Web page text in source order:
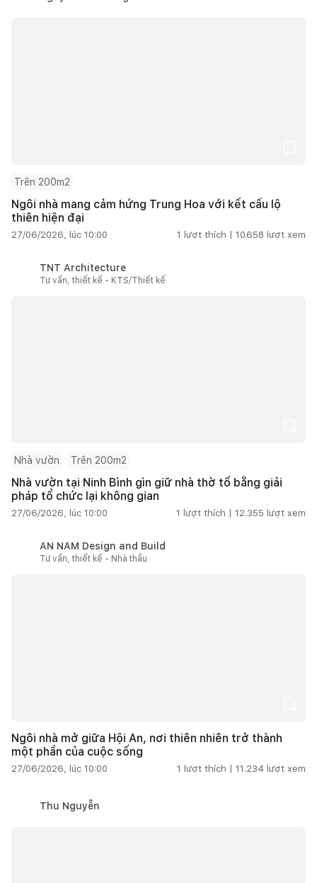
Trên 200m2
Ngôi nhà mang cảm hứng Trung Hoa với kết cấu lộ
thiên hiện đại
27/06/2026, lúc 10:00 1 lượt thích | 10.658 lượt xem
TNT Architecture
Tư vấn, thiết kế - KTS/Thiết kế
Nhà vườn Trên 200m2
Nhà vườn tại Ninh Bình gìn giữ nhà thờ tổ bằng giải
pháp tổ chức lại không gian
27/06/2026, lúc 10:00 1 lượt thích | 12.355 lượt xem
AN NAM Design and Build
Tư vấn, thiết kế - Nhà thầu
Ngôi nhà mở giữa Hội An, nơi thiên nhiên trở thành
một phần của cuộc sống
27/06/2026, lúc 10:00 1 lượt thích | 11.234 lượt xem
Thu Nguyễn